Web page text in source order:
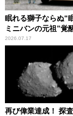
眠れる獅子ならぬ“
ミニバンの元祖”覚
2026.07.17
再び偉業達成！ 探